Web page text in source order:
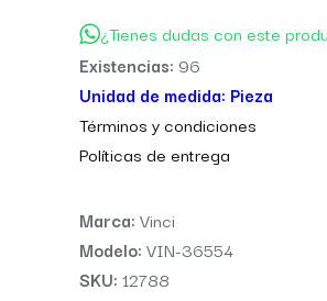
¿Tienes dudas con este
Existencias: 96
Unidad de medida: Pieza
Términos y condiciones
Políticas de entrega
Marca: Vinci
Modelo: VIN-36554
SKU: 12788